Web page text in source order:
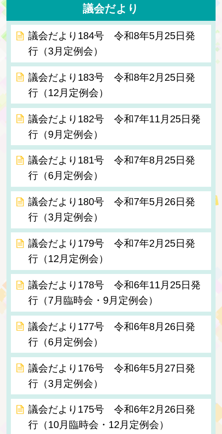
議会だより
議会だより184号 令和8年5月25日発
行（3月定例会）
議会だより183号 令和8年2月25日発
行（12月定例会）
議会だより182号 令和7年11月25日発
行（9月定例会）
議会だより181号 令和7年8月25日発
行（6月定例会）
議会だより180号 令和7年5月26日発
行（3月定例会）
議会だより179号 令和7年2月25日発
行（12月定例会）
議会だより178号 令和6年11月25日発
行（7月臨時会・9月定例会）
議会だより177号 令和6年8月26日発
行（6月定例会）
議会だより176号 令和6年5月27日発
行（3月定例会）
議会だより175号 令和6年2月26日発
行（10月臨時会・12月定例会）